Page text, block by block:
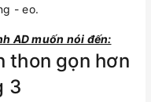
- eo.
AD muốn nói đến:
thon gọn hơn
3